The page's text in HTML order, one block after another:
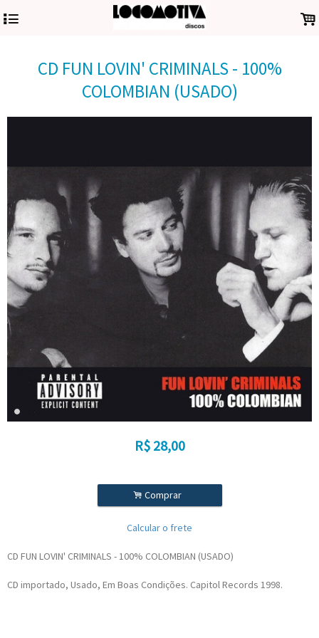
4 .
CD FUN LOVIN' CRIMINALS - 100%
COLOMBIAN (USADO)
R$ 28,00
. Comprar
Calcular o frete
CD FUN LOVIN' CRIMINALS ‎- 100% COLOMBIAN (USADO)
CD importado, Usado, Em Boas Condições. Capitol Records 1998.